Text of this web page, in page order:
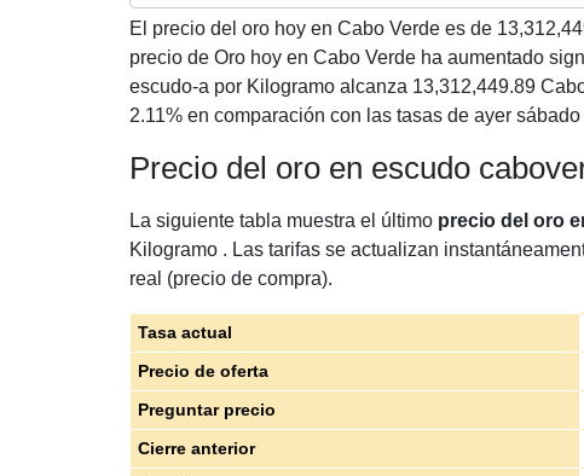
El precio del oro hoy en Cabo Verde es de
precio de Oro hoy en Cabo Verde ha aumentado
escudo-a por Kilogramo alcanza 13,312,449.89
2.11% en comparación con las tasas de ayer
Precio del oro en escudo
La siguiente tabla muestra el último precio del oro
Kilogramo . Las tarifas se actualizan
real (precio de compra).
Tasa actual
Precio de oferta
Preguntar precio
Cierre anterior